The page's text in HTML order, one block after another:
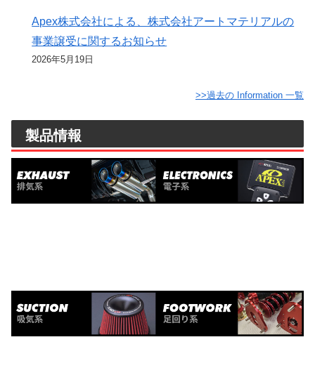
Apex株式会社による、株式会社アートマテリアルの
事業譲受に関するお知らせ
2026年5月19日
>>過去の Information 一覧
製品情報